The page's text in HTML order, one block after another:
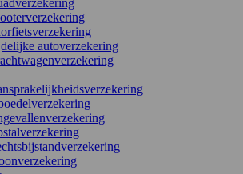
autoverzekering